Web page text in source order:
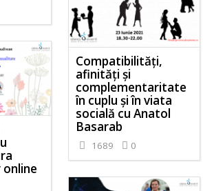
Compatibilități,
afinități și
complementaritate
în cuplu și în viata
socială cu Anatol
Basarab
1689 0
online